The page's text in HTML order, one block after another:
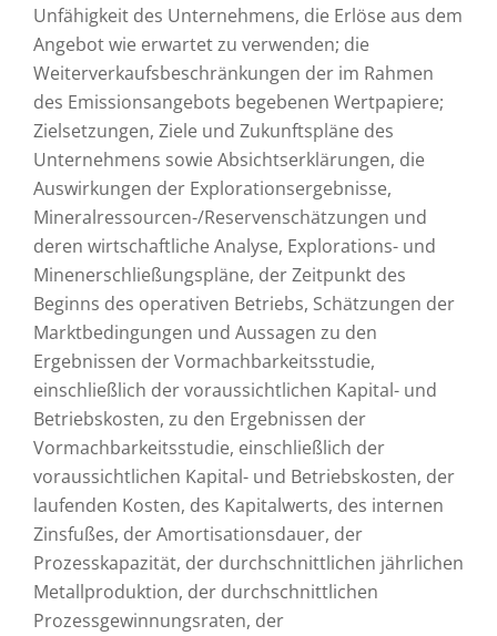
Unfähigkeit des Unternehmens, die Erlöse aus dem
Angebot wie erwartet zu verwenden; die
Weiterverkaufsbeschränkungen der im Rahmen
des Emissionsangebots begebenen Wertpapiere;
Zielsetzungen, Ziele und Zukunftspläne des
Unternehmens sowie Absichtserklärungen, die
Auswirkungen der Explorationsergebnisse,
Mineralressourcen-/Reservenschätzungen und
deren wirtschaftliche Analyse, Explorations- und
Minenerschließungspläne, der Zeitpunkt des
Beginns des operativen Betriebs, Schätzungen der
Marktbedingungen und Aussagen zu den
Ergebnissen der Vormachbarkeitsstudie,
einschließlich der voraussichtlichen Kapital- und
Betriebskosten, zu den Ergebnissen der
Vormachbarkeitsstudie, einschließlich der
voraussichtlichen Kapital- und Betriebskosten, der
laufenden Kosten, des Kapitalwerts, des internen
Zinsfußes, der Amortisationsdauer, der
Prozesskapazität, der durchschnittlichen jährlichen
Metallproduktion, der durchschnittlichen
Prozessgewinnungsraten, der